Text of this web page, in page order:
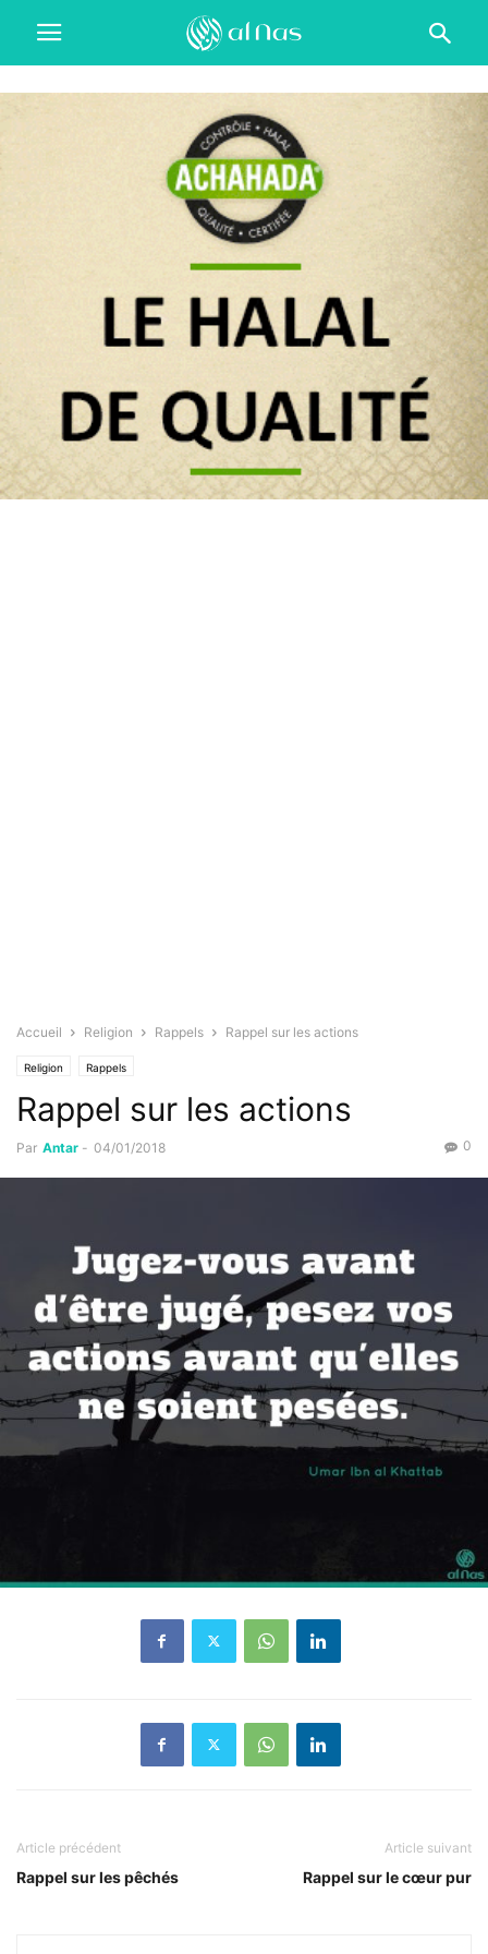
Accueil Religion Rappels Rappel sur les actions
Religion Rappels
Rappel sur les actions
Par Antar - 04/01/2018 0
Article précédent
Rappel sur les pêchés
Article suivant
Rappel sur le cœur pur